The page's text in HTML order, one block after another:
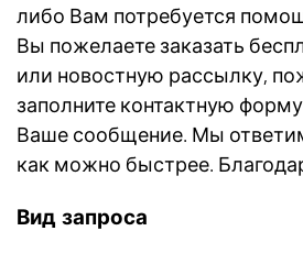
либо Вам потребуется
Вы пожелаете заказать
или новостную рассылку,
заполните контактную
Ваше сообщение. Мы
как можно быстрее.
Вид запроса